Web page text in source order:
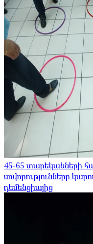
45-65 տարեկանների
սովորությունները
դեմենցիայից